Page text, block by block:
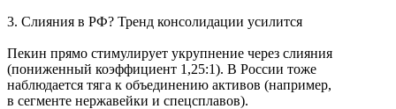
3. Слияния в РФ? Тренд консолидации усилится
Пекин прямо стимулирует укрупнение через слияния
(пониженный коэффициент 1,25:1). В России тоже
наблюдается тяга к объединению активов (например,
в сегменте нержавейки и спецсплавов).